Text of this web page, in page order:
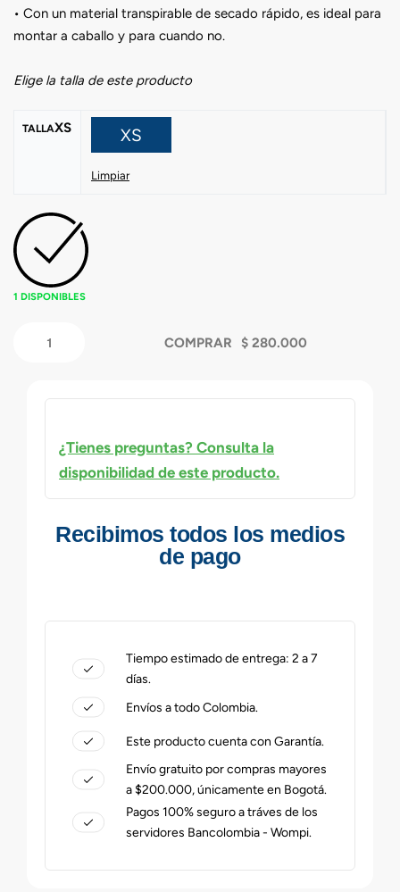
• Con un material transpirable de secado rápido, es ideal para
montar a caballo y para cuando no.
Elige la talla de este producto
TALLAXS XS
Limpiar
1 DISPONIBLES
COMPRAR
¿Tienes preguntas? Consulta la
disponibilidad de este producto.
Recibimos todos los medios
de pago
Tiempo estimado de entrega: 2 a 7
días.
Envíos a todo Colombia.
Este producto cuenta con Garantía.
Envío gratuito por compras mayores
a $200.000, únicamente en Bogotá.
Pagos 100% seguro a tráves de los
servidores Bancolombia - Wompi.